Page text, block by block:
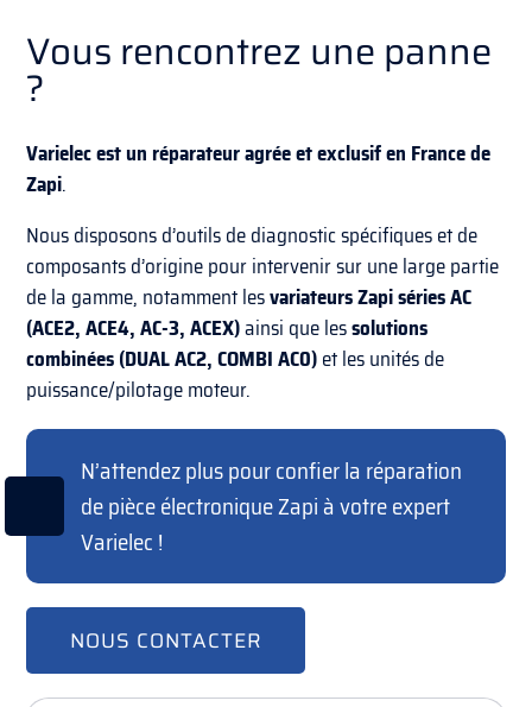
Vous rencontrez une panne
?
Varielec est un réparateur agrée et exclusif en France de
Zapi.
Nous disposons d’outils de diagnostic spécifiques et de
composants d’origine pour intervenir sur une large partie
de la gamme, notamment lesvariateurs Zapi séries AC
(ACE2, ACE4, AC-3, ACEX)ainsi que lessolutions
combinées (DUAL AC2, COMBI AC0)et les unités de
puissance/pilotage moteur.
N’attendez plus pour confier la réparation
de pièce électronique Zapi à votre expert
Varielec !
NOUS CONTACTER